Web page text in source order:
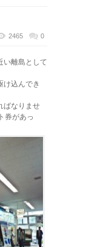
2465 0
い離島として
け込んでき
ばなりませ
券があっ